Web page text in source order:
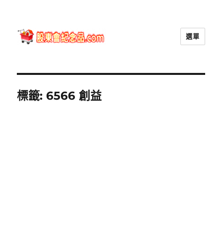
選單
標籤: 6566 創益